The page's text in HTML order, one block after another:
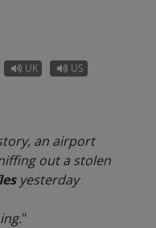
UK US
an airport
out a stolen
yesterday
"